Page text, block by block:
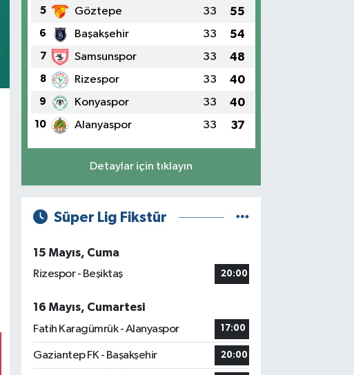
5 Göztepe 33 55
6 Başakşehir 33 54
7 Samsunspor 33 48
8 Rizespor 33 40
9 Konyaspor 33 40
10 Alanyaspor 33 37
Detaylar için tıklayın
Süper Lig Fikstür
15 Mayıs, Cuma
Rizespor - Beşiktaş
20:00
16 Mayıs, Cumartesi
Fatih Karagümrük - Alanyaspor
17:00
Gaziantep FK - Başakşehir 20:00